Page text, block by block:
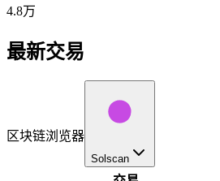
4.8万
最新交易
区块链浏览器
Solscan